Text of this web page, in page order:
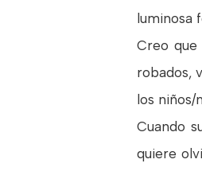
luminosa
Creo que
robados,
los niños/
Cuando
quiere